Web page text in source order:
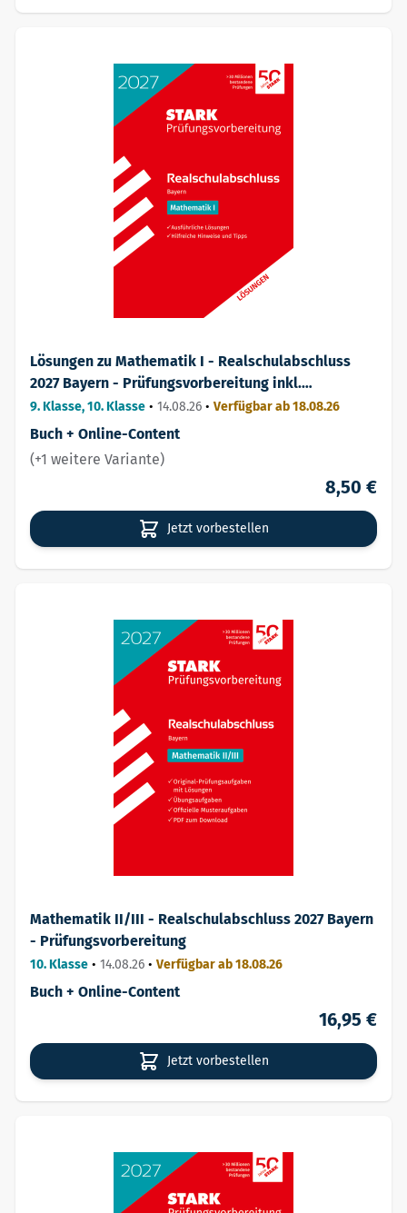
Lösungen zu Mathematik I - Realschulabschluss
2027 Bayern - Prüfungsvorbereitung inkl.
Basistraining
9. Klasse, 10. Klasse • 14.08.26 • Verfügbar ab 18.08.26
Buch + Online-Content
(+1 weitere Variante)
8,50 €
Jetzt vorbestellen
Mathematik II/III - Realschulabschluss 2027 Bayern
- Prüfungsvorbereitung
10. Klasse • 14.08.26 • Verfügbar ab 18.08.26
Buch + Online-Content
16,95 €
Jetzt vorbestellen